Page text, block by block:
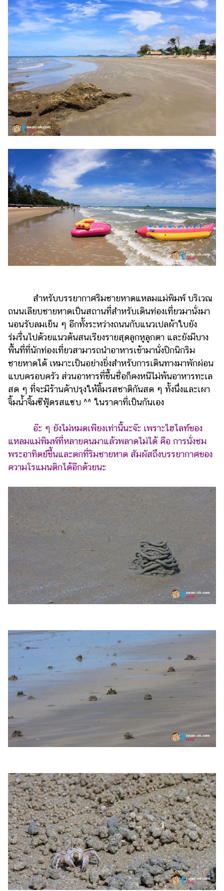
ออนไลน์
ติดต่อ
โฆษณา
แจ้ง
ปัญหา
ร่วม
งาน
กับ
เรา
สำหรับบรรยากาศริมชายหาดแหลมแม่พิมพ์ บริเวณ
ถนนเลียบชายหาดเป็นสถานที่สำหรับเดินท่องเที่ยวมานั่งมา
นอนรับลมเย็น ๆ อีกทั้งระหว่างถนนกับแนวเปลผ้าใบยัง
ร่มรื่นไปด้วยแนวต้นสนเรียงรายสุดลูกหูลูกตา และยังมีบาง
พื้นที่ที่นักท่องเที่ยวสามารถนำอาหารเข้ามานั่งปิกนิกริม
ชายหาดได้ เหมาะเป็นอย่างยิ่งสำหรับการเดินทางมาพักผ่อน
แบบครอบครัว ส่วนอาหารที่ขึ้นชื่อก็คงหนีไม่พ้นอาหารทะเล
สด ๆ ที่จะมีร้านค้าปรุงให้ลิ้มรสชาติกันสด ๆ ทั้งนึ่งและเผา
จิ้มน้ำจิ้มซีฟู้ดรสแซบ ^^ ในราคาที่เป็นกันเอง
อ๊ะ ๆ ยังไม่หมดเพียงเท่านี้นะจ๊ะ เพราะไฮไลท์ของ
แหลมแม่พิมพ์ที่หลายคนมาแล้วพลาดไม่ได้ คือ การนั่งชม
พระอาทิตย์ขึ้นและตกที่ริมชายหาด สัมผัสถึงบรรยากาศของ
ความโรแมนติกได้อีกด้วยนะ